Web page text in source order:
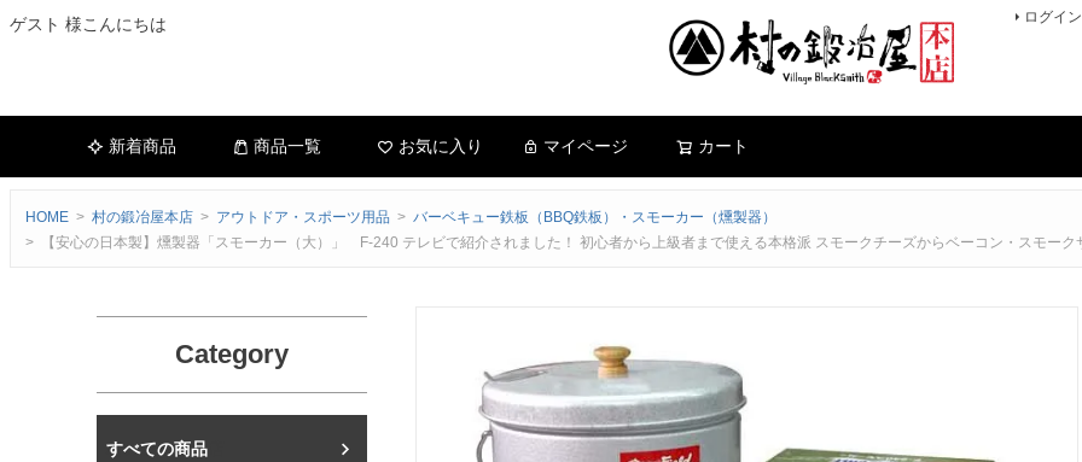
ゲスト 様こんにちは ログイン
新着商品 商品一覧 お気に入り マイページ カート
HOME 村の鍛冶屋本店 アウトドア・スポーツ用品
バーベキュー鉄板（BBQ鉄板）・スモーカー（燻製器）
【安心の日本製】燻製器「スモーカー（大）」 F-240 テレビで紹介されました！ 初心者から上級者まで使える本格派 スモークチーズからベーコン・スモー
Category
村の鍛冶屋本店